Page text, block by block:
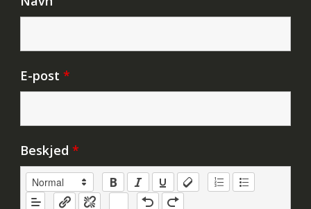
E-post *
Beskjed *